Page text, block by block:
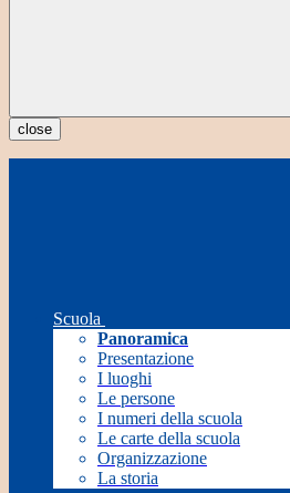
close
Scuola
Panoramica
Presentazione
I luoghi
Le persone
I numeri della scuola
Le carte della scuola
Organizzazione
La storia